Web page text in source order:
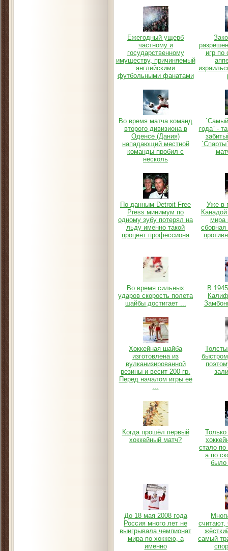
Ежегодный ущерб
частному и
государственному
имуществу, причиняемый
английскими
футбольными фанатами
игр по
Во время матча команд
второго дивизиона в
Оденсе (Дания)
нападающий местной
команды пробил с
несколь
года` -
По данным Detroit Free
Press минимум по
одному зубу потерял на
льду именно такой
процент профессиона
Уже в
мира
Во время сильных
ударов скорость полета
шайбы достигает ...
В
Хоккейная шайба
изготовлена из
вулканизированной
резины и весит 200 гр.
Перед началом игры её
...
Когда прошёл первый
хоккейный матч?
стало
а по
было
До 18 мая 2008 года
Россия много лет не
выигрывала чемпионат
мира по хоккею, а
именно
считают,
самый